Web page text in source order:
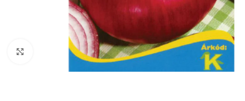
Click to enlarge